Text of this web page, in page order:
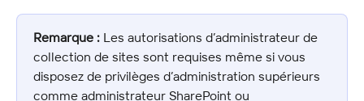
Remarque : Les autorisations d’administrateur de
collection de sites sont requises même si vous
disposez de privilèges d’administration supérieurs
comme administrateur SharePoint ou